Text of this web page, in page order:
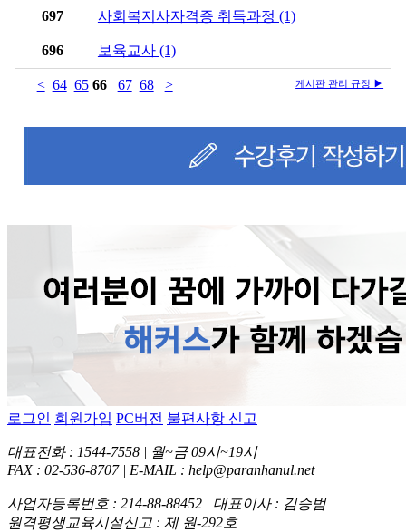
697 사회복지사자격증 취득과정 (1)
696 보육교사 (1)
< 64 6566 67 68 > 게시판 관리 규정 ▶
로그인 회원가입 PC버전 불편사항 신고
대표전화 : 1544-7558 | 월~금 09시~19시
FAX : 02-536-8707 | E-MAIL : help@paranhanul.net
사업자등록번호 : 214-88-88452 | 대표이사 : 김승범
원격평생교육시설신고 : 제 원-292호